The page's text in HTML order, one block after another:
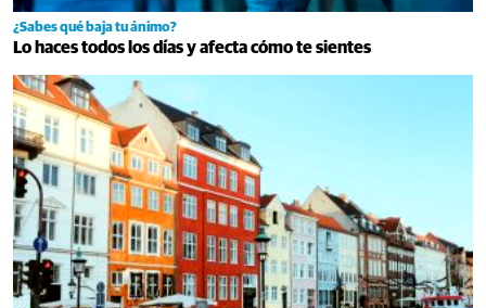
¿Sabes qué baja tu ánimo?
Lo haces todos los días y afecta cómo te sientes